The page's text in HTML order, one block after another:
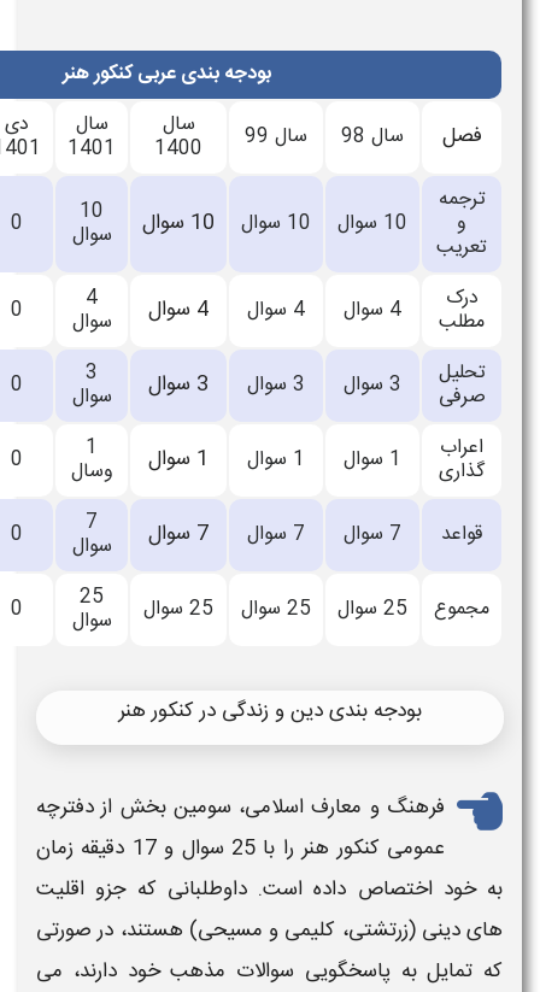
سال
1400
سال
1401
دی
1401
تیر
1403
تیر
1404
سوال 0
0 اعلام
نشده
سوال 0
0 اعلام
نشده
3 سوال سوال 0
0 اعلام
نشده
1 سوال وسال 0
0 اعلام
نشده
7 سوال سوال 0
0 اعلام
نشده
25 سوال سوال 0
0 اعلام
نشده
و زندگی در کنکور هنر
سومین بخش از دفترچه
را با 25 سوال و 17 دقیقه زمان
داوطلبانی که جزو اقلیت
و مسیحی) هستند، در صورتی
سوالاتمذهب خود دارند، می